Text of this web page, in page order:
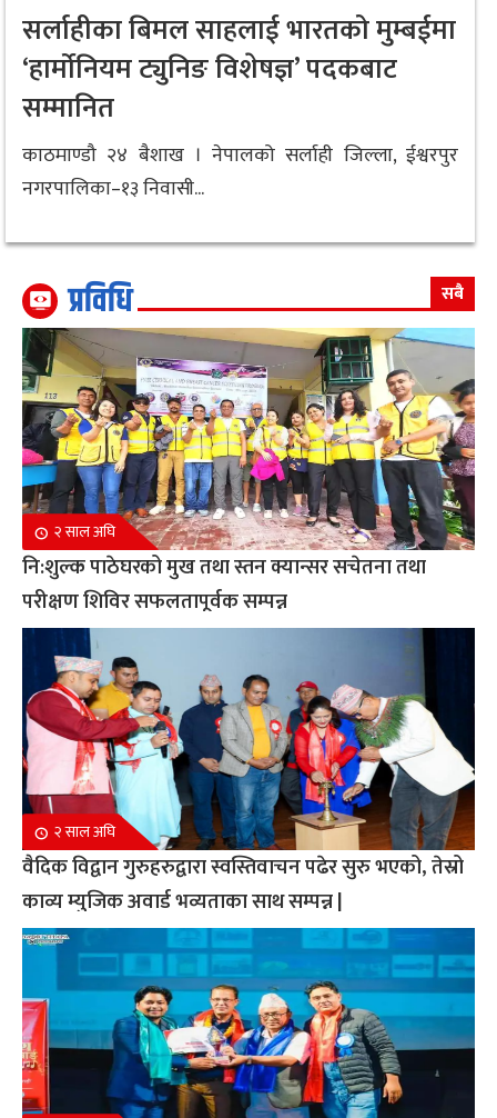
सर्लाहीका बिमल साहलाई भारतको मुम्बईमा
‘हार्मोनियम ट्युनिङ विशेषज्ञ’ पदकबाट
सम्मानित
काठमाण्डौ २४ बैशाख । नेपालको सर्लाही जिल्ला, ईश्वरपुर
नगरपालिका–१३ निवासी...
प्रविधि सबै
२ साल अघि
नि:शुल्क पाठेघरको मुख तथा स्तन क्यान्सर सचेतना तथा
परीक्षण शिविर सफलतापूर्वक सम्पन्न
२ साल अघि
वैदिक विद्वान गुरुहरुद्वारा स्वस्तिवाचन पढेर सुरु भएको, तेस्रो
काव्य म्युजिक अवार्ड भव्यताका साथ सम्पन्न |